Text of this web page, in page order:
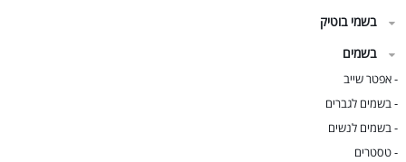
בשמי בוטיק
בשמים
-אפטר שייב
-בשמים לגברים
-בשמים לנשים
-טסטרים